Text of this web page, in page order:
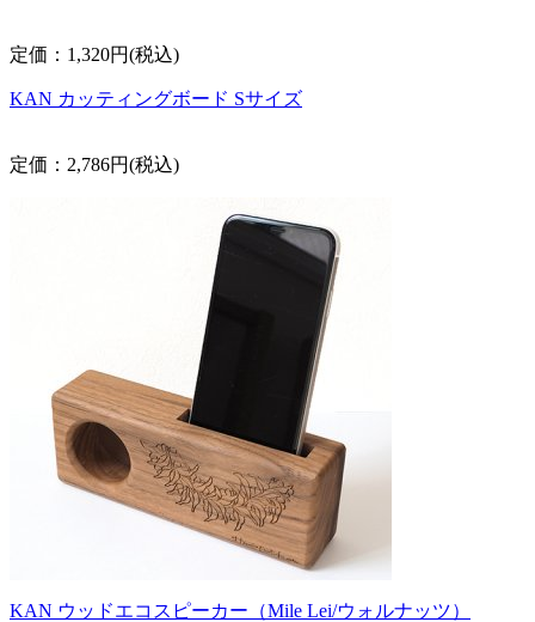
定価：1,320円(税込)
KAN カッティングボード Sサイズ
定価：2,786円(税込)
KAN ウッドエコスピーカー（Mile Lei/ウォルナッツ）